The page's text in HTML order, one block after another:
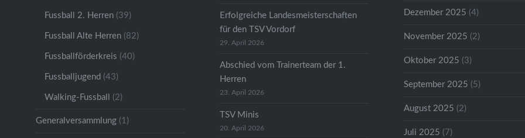
Fussball 2. Herren(39)
Fussball Alte Herren(82)
Fussballförderkreis (40)
Fussballjugend (43)
Walking-Fussball (2)
Generalversammlung(1)
Erfolgreiche Landesmeisterschaften
für den TSV Vordorf
29. April 2026
Abschied vom Trainerteam der 1.
Herren
23. April 2026
TSV Minis
20. April 2026
Dezember 2025 (4)
November 2025 (2)
Oktober 2025 (3)
September 2025 (5)
August 2025 (2)
Juli 2025 (7)